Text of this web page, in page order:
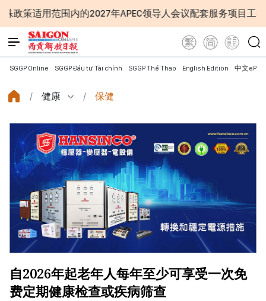
内的2027年APEC领导人会议配套服务项目工程认定标准
SGGP Online SGGP Đầu tư Tài chính SGGP Thể Thao English Edition 中文
健康 保健
自2026年起老年人每年至少可享受一次免
费定期健康检查或疾病筛查